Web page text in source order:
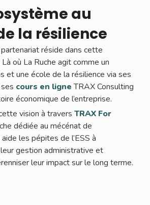
au
la résilience
réside dans cette
où La Ruche agit comme un
et une école de la résilience via ses
cours en ligneTRAX Consulting
économique de l’entreprise.
vision à travers TRAX For
dédiée au mécénat de
les pépites de l’ESS à
gestion administrative et
leur impact sur le long terme.